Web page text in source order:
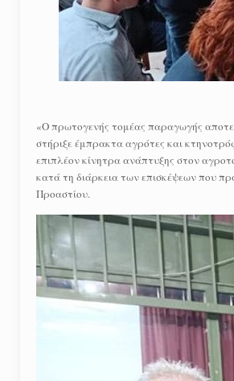
«Ο πρωτογενής τομέας παραγωγής
στήριξε έμπρακτα αγρότες και
επιπλέον κίνητρα ανάπτυξης στον
κατά τη διάρκεια των επισκέψεων που
Προαστίου.